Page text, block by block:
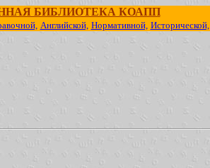
БИБЛИОТЕКА КОАПП
Английской, Нормативной, Исторической,